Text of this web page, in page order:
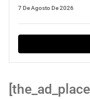
7 De Agosto De 2026